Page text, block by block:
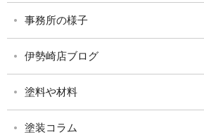
事務所の様子
伊勢崎店ブログ
塗料や材料
塗装コラム